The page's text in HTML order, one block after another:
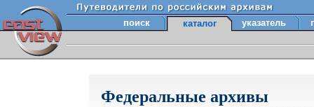
поиск каталог указатель
Федеральные архивы